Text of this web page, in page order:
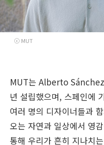
ⓒ MUT
MUT는 Alberto
년 설립했으며, 스페인에
여러 명의 디자이너들과
오는 자연과 일상에서 영
통해 우리가 흔히 지나치